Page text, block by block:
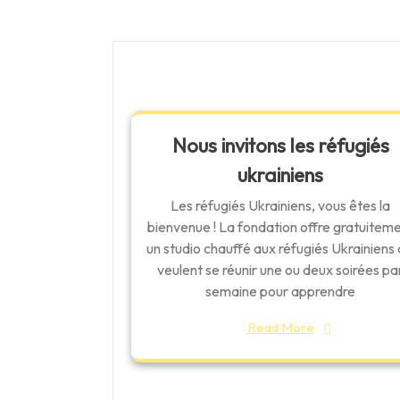
l'article
Nous invitons les réfugiés
ukrainiens
Les réfugiés Ukrainiens, vous êtes la
bienvenue ! La fondation offre
un studio chauffé aux réfugiés Ukrainiens
veulent se réunir une ou deux soirées
semaine pour apprendre
Read More